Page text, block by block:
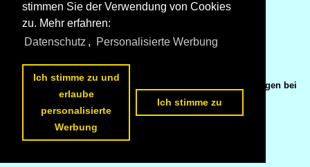
185 345 und 185 612 mit einem Ganzzug Druckgaskesselwagen bei
der Durchfahrt in Karlsruhe-Durlach, 18.05.2011.
Gregor Kaercher
Deutschland / Elektrolokomotiven / Baureihe 185 (DB)
436 1200x801 Px, 23.01.2017
stimmen Sie der Verwendung von Cookies
zu. Mehr erfahren:
Datenschutz , Personalisierte Werbung
Ich stimme zu und
erlaube
personalisierte
Werbung
Ich stimme zu